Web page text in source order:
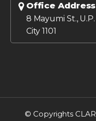
Office Address
8 Mayumi St.,
City 1101
© Copyrights